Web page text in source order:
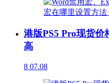
港版PS5 Pro现货价
高
8 07.08